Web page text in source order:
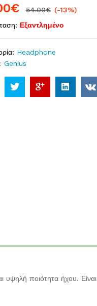
€ 54.00€ (-13%)
Εξαντλημένο
Headphone
Genius
υψηλή ποιότητα ήχου.